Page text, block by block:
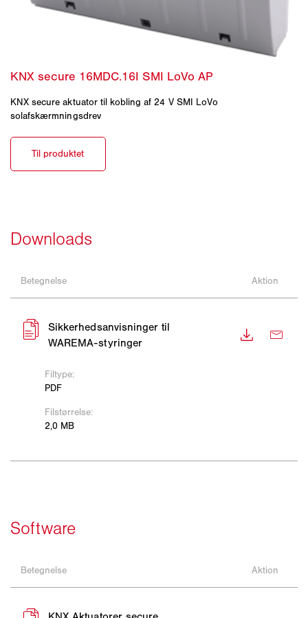
KNX secure aktuator til kobling af 24 V SMI LoVo
solafskærmningsdrev